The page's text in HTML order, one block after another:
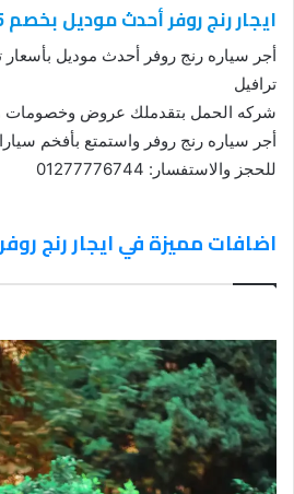
ايجار رنج روفر أحدث موديل بخصم 25%
أجر سياره رنج روفر أحدث موديل
ترافيل
شركه الحمل بتقدملك عروض وخصومات
أجر سياره رنج روفر واستمتع بأفخم
للحجز والاستفسار: 01277776744
اضافات مميزة في ايجار رنج